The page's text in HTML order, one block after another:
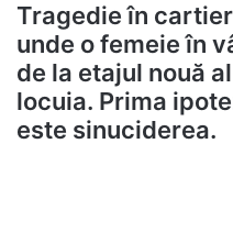
Tragedie în
unde o femeie în
de la etajul nouă
locuia. Prima
este sinuciderea.